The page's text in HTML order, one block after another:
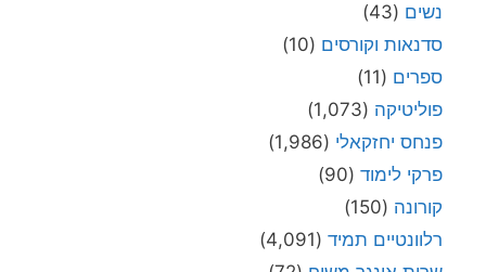
נשים (43)
סדנאות וקורסים (10)
ספרים (11)
פוליטיקה (1,073)
פנחס יחזקאלי (1,986)
פרקי לימוד (90)
קורונה (150)
רלוונטיים תמיד (4,091)